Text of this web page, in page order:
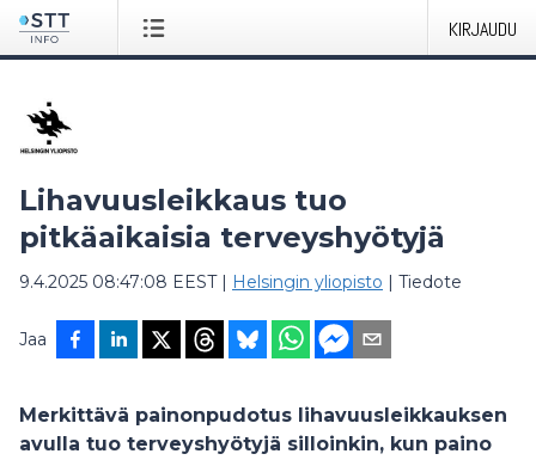
KIRJAUDU
Lihavuusleikkaus tuo
pitkäaikaisia terveyshyötyjä
9.4.2025 08:47:08 EEST| Helsingin yliopisto | Tiedote
Jaa
Merkittävä painonpudotus lihavuusleikkauksen
avulla tuo terveyshyötyjä silloinkin, kun paino